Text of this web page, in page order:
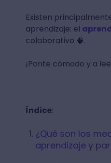
Existen
aprendizaje: el
colaborativo 🧠.
¡Ponte cómodo y a
Índice:
¿Qué son los
aprendizaje y